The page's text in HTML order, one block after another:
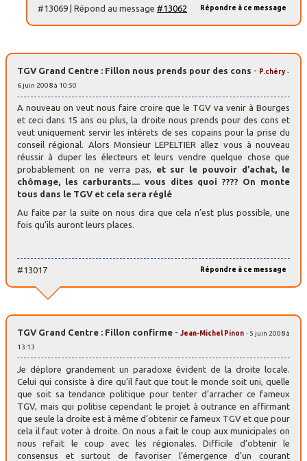
Répondre à ce message
#13069 | Répond au message #13062
TGV Grand Centre : Fillon nous prends pour des cons - P.chéry -
6 juin 2008 à 10:50
A nouveau on veut nous faire croire que le TGV va venir à Bourges
et ceci dans 15 ans ou plus, la droite nous prends pour des cons et
veut uniquement servir les intérets de ses copains pour la prise du
conseil régional. Alors Monsieur LEPELTIER allez vous à nouveau
réussir à duper les électeurs et leurs vendre quelque chose que
probablement on ne verra pas,
et sur le pouvoir d’achat, le
chômage, les carburants.... vous dites quoi ???? On monte
tous dans le TGV et cela sera réglé
Au faite par la suite on nous dira que cela n’est plus possible, une
fois qu’ils auront leurs places.
Répondre à ce message
#13017
TGV Grand Centre : Fillon confirme - Jean-Michel Pinon - 5 juin 2008 à
13:13
Je déplore grandement un paradoxe évident de la droite locale.
Celui qui consiste à dire qu’il faut que tout le monde soit uni, quelle
que soit sa tendance politique pour tenter d’arracher ce fameux
TGV, mais qui politise cependant le projet à outrance en affirmant
que seule la droite est à même d’obtenir ce fameux TGV et que pour
cela il faut voter à droite. On nous a fait le coup aux municipales on
nous refait le coup avec les régionales. Difficile d’obtenir le
consensus et surtout de favoriser l’émergence d’un courant